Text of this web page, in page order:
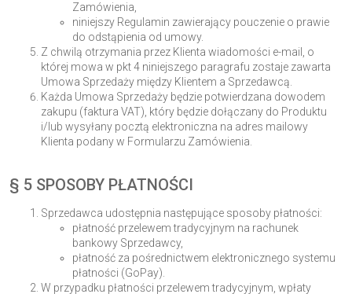
Zamówienia,
niniejszy Regulamin zawierający pouczenie o prawie
do odstąpienia od umowy.
Z chwilą otrzymania przez Klienta wiadomości e-mail, o
której mowa w pkt 4 niniejszego paragrafu zostaje zawarta
Umowa Sprzedaży między Klientem a Sprzedawcą.
Każda Umowa Sprzedaży będzie potwierdzana dowodem
zakupu (faktura VAT), który będzie dołączany do Produktu
i/lub wysyłany pocztą elektroniczna na adres mailowy
Klienta podany w Formularzu Zamówienia.
§ 5 SPOSOBY PŁATNOŚCI
Sprzedawca udostępnia następujące sposoby płatności:
płatność przelewem tradycyjnym na rachunek
bankowy Sprzedawcy,
płatność za pośrednictwem elektronicznego systemu
płatności (GoPay).
W przypadku płatności przelewem tradycyjnym, wpłaty